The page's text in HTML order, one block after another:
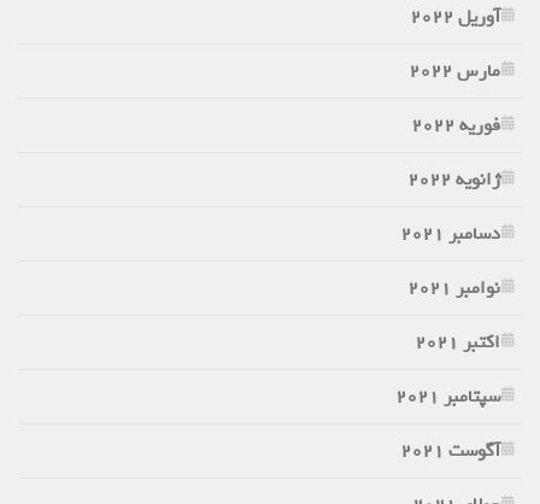
آوریل 2022
مارس 2022
فوریه 2022
ژانویه 2022
دسامبر 2021
نوامبر 2021
اکتبر 2021
سپتامبر 2021
آگوست 2021